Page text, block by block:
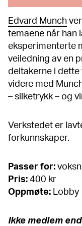
Edvard Munch
temaene når han
eksperimenterte
veiledning av en
deltakerne i
videre med
– silketrykk – og
Verkstedet er
forkunnskaper.
Passer for:
Pris: 400 kr
Oppmøte: Lobby
Ikke medlem